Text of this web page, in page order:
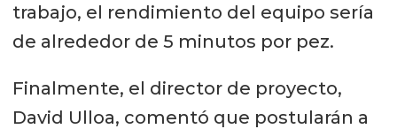
trabajo, el rendimiento del equipo sería
de alrededor de 5 minutos por pez.
Finalmente, el director de proyecto,
David Ulloa, comentó que postularán a